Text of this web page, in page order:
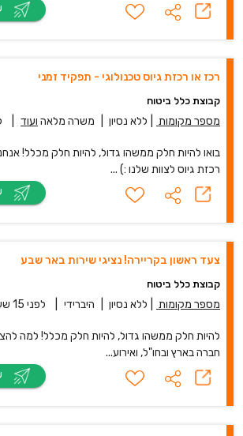
רכז או רכזת גיוס טכנולוגי - תפקיד זמני
קבוצת כלל ביטוח
מספר מקומות ללא נסיון משרה מלאה ועוד
בואו להיות חלק ממשהו גדול, להיות חלק מכלל!
רכזת גיוס לצוות שלנו :) ...
צעד ראשון בקריירה! נציגי שירות באר שבע
קבוצת כלל ביטוח
מספר מקומות ללא נסיון היברידי לפני 15 שעות
להיות חלק ממשהו גדול, להיות חלק מכלל! למה
חברה בארץ ובחו"ל, ואירוע...